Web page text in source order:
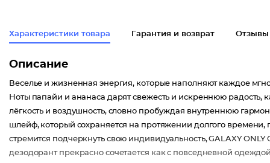
Характеристики товара Гарантия и возврат Отзывы
Описание
Веселье и жизненная энергия, которые наполняют каждое
Ноты папайи и ананаса дарят свежесть и искреннюю
лёгкость и воздушность, словно пробуждая внутреннюю
шлейф, который сохраняется на протяжении долгого времени,
стремится подчеркнуть свою индивидуальность, GALAXY
дезодорант прекрасно сочетается как с повседневной